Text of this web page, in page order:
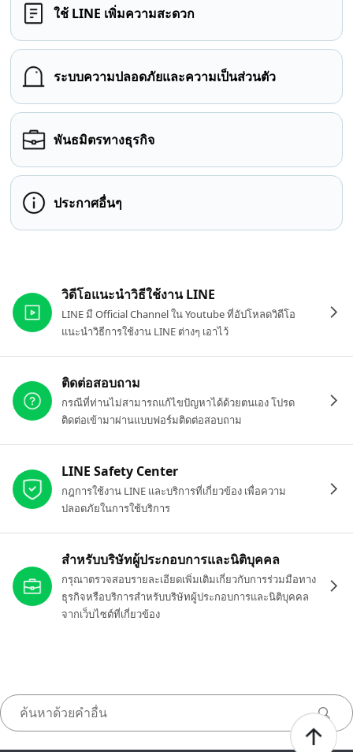
ใช้ LINE เพิ่มความสะดวก
ระบบความปลอดภัยและความเป็นส่วนตัว
พันธมิตรทางธุรกิจ
ประกาศอื่นๆ
วิดีโอแนะนำวิธีใช้งาน LINE
LINE มี Official Channel ใน Youtube ที่อัปโหลดวิดีโอ
แนะนำวิธีการใช้งาน LINE ต่างๆ เอาไว้
ติดต่อสอบถาม
กรณีที่ท่านไม่สามารถแก้ไขปัญหาได้ด้วยตนเอง โปรด
ติดต่อเข้ามาผ่านแบบฟอร์มติดต่อสอบถาม
LINE Safety Center
กฎการใช้งาน LINE และบริการที่เกี่ยวข้อง เพื่อความ
ปลอดภัยในการใช้บริการ
สำหรับบริษัทผู้ประกอบการและนิติบุคคล
กรุณาตรวจสอบรายละเอียดเพิ่มเติมเกี่ยวกับการร่วมมือทาง
ธุรกิจหรือบริการสำหรับบริษัทผู้ประกอบการและนิติบุคคล
จากเว็บไซต์ที่เกี่ยวข้อง